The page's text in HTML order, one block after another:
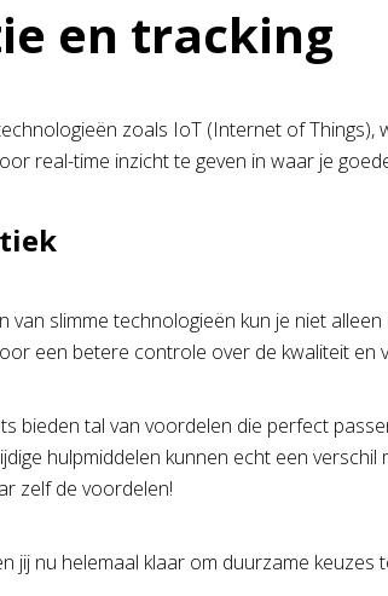
en tracking
zoals IoT (Internet of
real-time inzicht te geven in waar je
van slimme technologieën kun je niet
een betere controle over de kwaliteit en
bieden tal van voordelen die perfect
hulpmiddelen kunnen echt een
zelf de voordelen!
jij nu helemaal klaar om duurzame